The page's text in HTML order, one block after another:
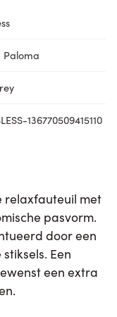
Paloma
136770509415110
relaxfauteuil met
pasvorm.
door een
Een
een extra